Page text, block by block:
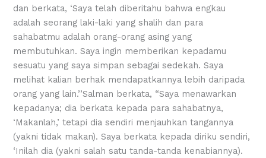
dan berkata, ‘Saya telah diberitahu bahwa engkau
adalah seorang laki-laki yang shalih dan para
sahabatmu adalah orang-orang asing yang
membutuhkan. Saya ingin memberikan kepadamu
sesuatu yang saya simpan sebagai sedekah. Saya
melihat kalian berhak mendapatkannya lebih daripada
orang yang lain.’’Salman berkata, “Saya menawarkan
kepadanya; dia berkata kepada para sahabatnya,
‘Makanlah,’ tetapi dia sendiri menjauhkan tangannya
(yakni tidak makan). Saya berkata kepada diriku sendiri,
‘Inilah dia (yakni salah satu tanda-tanda kenabiannya).